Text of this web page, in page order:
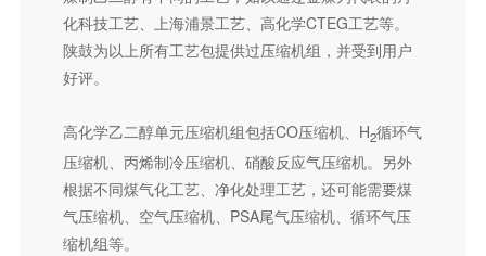
原料空气压缩机组
丙烷/混合脱氢机组
燃气蒸汽联合发电装置燃气调压站机组
基础化工及煤化工领域用离心机组
制甲醇装置用甲醇合成气机组
煤制乙二醇装置压缩机组
合成氨装置合成气机组
化科技工艺、上海浦景工艺、高化学CTEG工艺等。
陕鼓为以上所有工艺包提供过压缩机组，并受到用户
好评。
高化学乙二醇单元压缩机组包括CO压缩机、H2循环气
压缩机、丙烯制冷压缩机、硝酸反应气压缩机。另外
根据不同煤气化工艺、净化处理工艺，还可能需要煤
气压缩机、空气压缩机、PSA尾气压缩机、循环气压
缩机组等。